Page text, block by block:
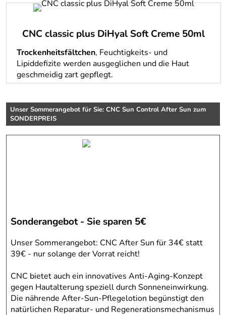
CNC classic plus DiHyal Soft Creme 50ml
Trockenheitsfältchen, Feuchtigkeits- und
Lipiddefizite werden ausgeglichen und die Haut
geschmeidig zart gepflegt.
Unser Sommerangebot für Sie: CNC Sun Control After Sun zum
SONDERPREIS
Sonderangebot - Sie sparen 5€
Unser Sommerangebot: CNC After Sun für 34€ statt
39€ - nur solange der Vorrat reicht!
CNC bietet auch ein innovatives Anti-Aging-Konzept
gegen Hautalterung speziell durch Sonneneinwirkung.
Die nährende After-Sun-Pflegelotion begünstigt den
natürlichen Reparatur- und Regenerationsmechanismus